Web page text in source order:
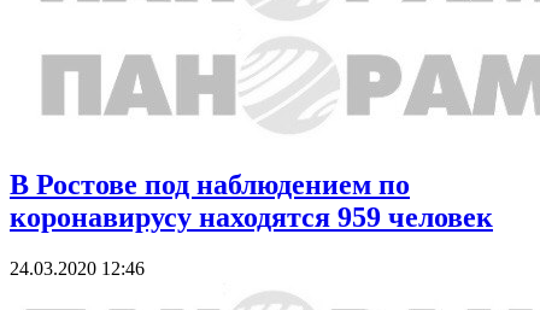
В Ростове под наблюдением по
коронавирусу находятся 959 человек
24.03.2020 12:46